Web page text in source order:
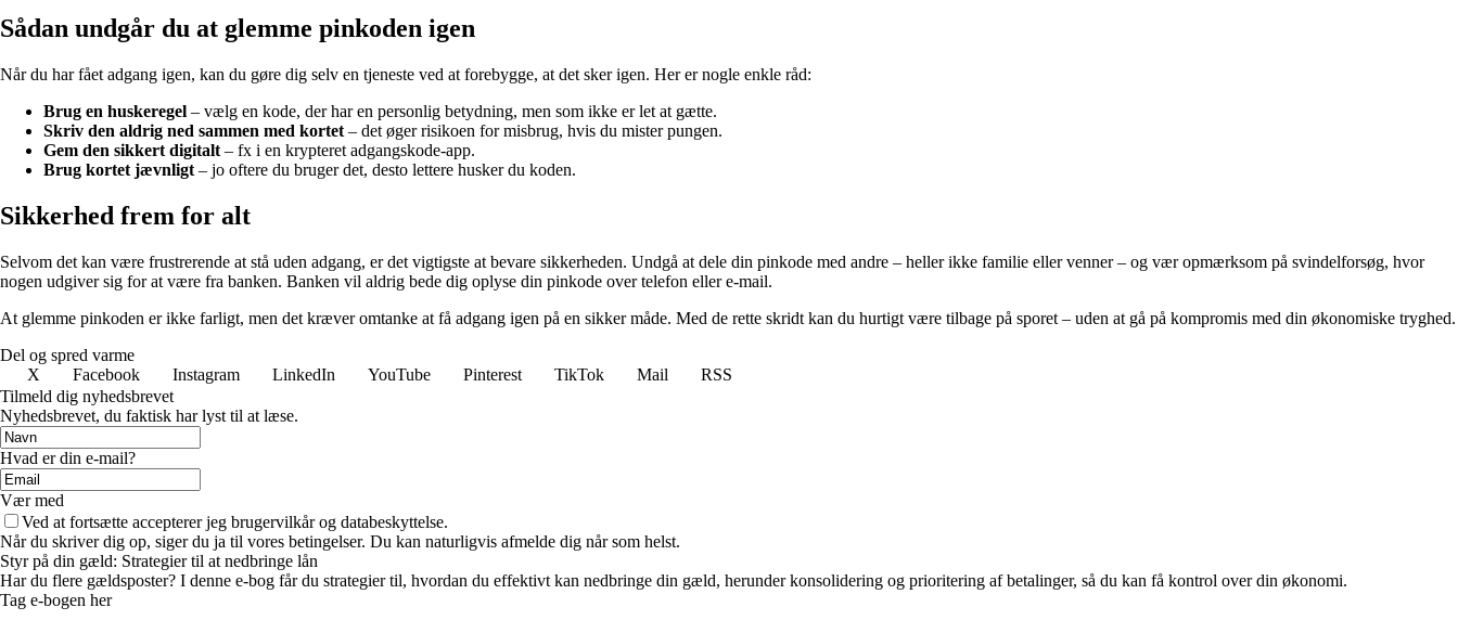
Sådan undgår du at glemme pinkoden igen
Når du har fået adgang igen, kan du gøre dig selv en tjeneste ved at forebygge, at det sker igen. Her er nogle enkle råd:
Brug en huskeregel – vælg en kode, der har en personlig betydning, men som ikke er let at gætte.
Skriv den aldrig ned sammen med kortet – det øger risikoen for misbrug, hvis du mister pungen.
Gem den sikkert digitalt – fx i en krypteret adgangskode-app.
Brug kortet jævnligt – jo oftere du bruger det, desto lettere husker du koden.
Sikkerhed frem for alt
Selvom det kan være frustrerende at stå uden adgang, er det vigtigste at bevare sikkerheden. Undgå at dele din pinkode med andre – heller ikke familie eller venner – og vær opmærksom på svindelforsøg, hvor
nogen udgiver sig for at være fra banken. Banken vil aldrig bede dig oplyse din pinkode over telefon eller e-mail.
At glemme pinkoden er ikke farligt, men det kræver omtanke at få adgang igen på en sikker måde. Med de rette skridt kan du hurtigt være tilbage på sporet – uden at gå på kompromis med din økonomiske tryghed.
Del og spred varme
X
Facebook Instagram LinkedIn YouTube Pinterest TikTok Mail
RSS
Tilmeld dig nyhedsbrevet
Nyhedsbrevet, du faktisk har lyst til at læse.
Hvad er din e-mail?
Vær med
Ved at fortsætte accepterer jeg brugervilkår og databeskyttelse.
Når du skriver dig op, siger du ja til vores betingelser. Du kan naturligvis afmelde dig når som helst.
Styr på din gæld: Strategier til at nedbringe lån
Har du flere gældsposter? I denne e-bog får du strategier til, hvordan du effektivt kan nedbringe din gæld, herunder konsolidering og prioritering af betalinger, så du kan få kontrol over din økonomi.
Tag e-bogen her